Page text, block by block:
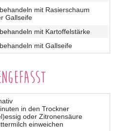
mit Rasierschaum
Gallseife
mit Kartoffelstärke
mit Gallseife
in den Trockner
oder Zitronensäure
einweichen